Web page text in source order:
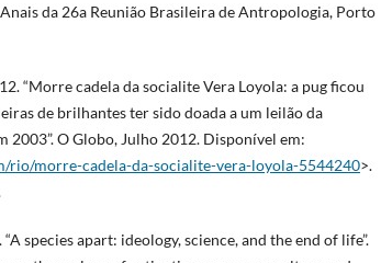
da 26a Reunião Brasileira de Antropologia, Porto
“Morre cadela da socialite Vera Loyola: a pug ficou
de brilhantes ter sido doada a um leilão da
2003”. O Globo, Julho 2012. Disponível em:
rio/morre-cadela-da-socialite-vera-loyola-5544240>.
species apart: ideology, science, and the end of life”.